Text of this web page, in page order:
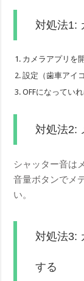
対処法1:
カメラアプリを
設定（歯車アイ
OFFになってい
対処法2:
シャッター音は
音量ボタンでメ
い。
対処法3:
する